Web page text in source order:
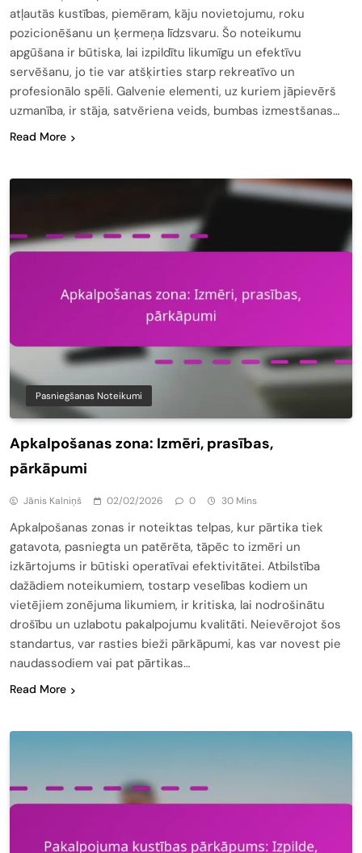
atļautās kustības, piemēram, kāju novietojumu, roku
pozicionēšanu un ķermeņa līdzsvaru. Šo noteikumu
apgūšana ir būtiska, lai izpildītu likumīgu un efektīvu
servēšanu, jo tie var atšķirties starp rekreatīvo un
profesionālo spēli. Galvenie elementi, uz kuriem jāpievērš
uzmanība, ir stāja, satvēriena veids, bumbas izmestšanas…
Read More
Pasniegšanas Noteikumi
Apkalpošanas zona: Izmēri, prasības,
pārkāpumi
Jānis Kalniņš 02/02/2026 0 30 Mins
Apkalpošanas zonas ir noteiktas telpas, kur pārtika tiek
gatavota, pasniegta un patērēta, tāpēc to izmēri un
izkārtojums ir būtiski operatīvai efektivitātei. Atbilstība
dažādiem noteikumiem, tostarp veselības kodiem un
vietējiem zonējuma likumiem, ir kritiska, lai nodrošinātu
drošību un uzlabotu pakalpojumu kvalitāti. Neievērojot šos
standartus, var rasties bieži pārkāpumi, kas var novest pie
naudassodiem vai pat pārtikas…
Read More